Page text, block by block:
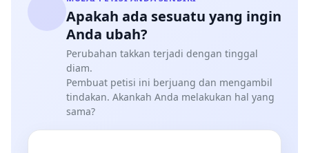
Apakah ada sesuatu yang ingin
Anda ubah?
Perubahan takkan terjadi dengan tinggal
diam.
Pembuat petisi ini berjuang dan mengambil
tindakan. Akankah Anda melakukan hal yang
sama?